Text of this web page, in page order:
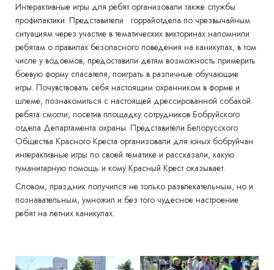
Интерактивные игры для ребят организовали также службы
профилактики. Представители горрайотдела по чрезвычайным
ситуациям через участие в тематических викторинах напомнили
ребятам о правилах безопасного поведения на каникулах, в том
числе у водоемов, предоставили детям возможность примерить
боевую форму спасателя, поиграть в различные обучающие
игры. Почувствовать себя настоящим охранником в форме и
шлеме, познакомиться с настоящей дрессированной собакой
ребята смогли, посетив площадку сотрудников Бобруйского
отдела Департамента охраны. Представители Белорусского
Общества Красного Креста организовали для юных бобруйчан
интерактивные игры по своей тематике и рассказали, какую
гуманитарную помощь и кому Красный Крест оказывает.
Словом, праздник получился не только развлекательным, но и
познавательным, умножил и без того чудесное настроение
ребят на летних каникулах.